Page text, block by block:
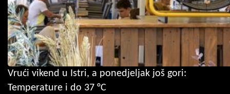
Vrući vikend u Istri, a ponedjeljak još gori:
Temperature i do 37 °C